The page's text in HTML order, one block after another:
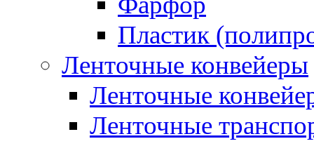
Пластик
Ленточные конвейеры
Ленточные
Ленточные